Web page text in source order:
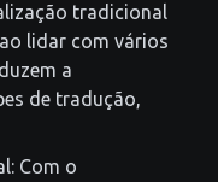
tradicional
lidar com vários
a
de tradução,
Com o